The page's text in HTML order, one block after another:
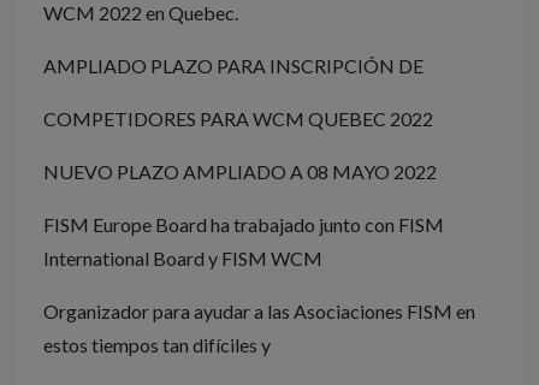
WCM 2022 en Quebec.
AMPLIADO PLAZO PARA INSCRIPCIÓN DE
COMPETIDORES PARA WCM QUEBEC 2022
NUEVO PLAZO AMPLIADO A 08 MAYO 2022
FISM Europe Board ha trabajado junto con FISM
International Board y FISM WCM
Organizador para ayudar a las Asociaciones FISM en
estos tiempos tan difíciles y